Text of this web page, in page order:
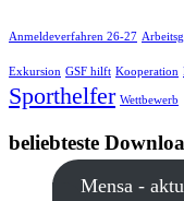
Anmeldeverfahren 26-27
Exkursion GSF hilft Kooperation
Sporthelfer Wettbewerb
beliebteste
Mensa -